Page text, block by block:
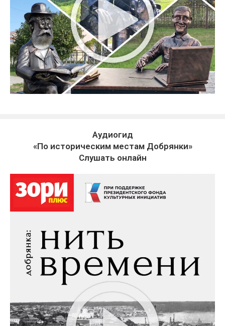
Аудиогид
«По историческим местам Добрянки»
Слушать онлайн